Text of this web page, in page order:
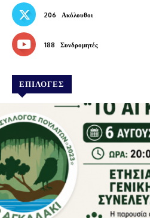
206 Ακόλουθοι
188 Συνδρομητές
ΕΠΙΛΟΓΕΣ